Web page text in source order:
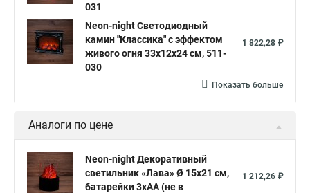
031
Neon-night Светодиодный
камин "Классика" с эффектом
живого огня 33х12х24 см, 511-
030
1 822,28 ₽
Показать больше
Аналоги по цене
Neon-night Декоративный
светильник «Лава» Ø 15х21 см,
батарейки 3хАА (не в
1 212,26 ₽